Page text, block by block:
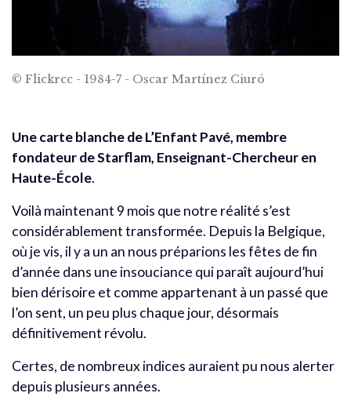
© Flickrcc - 1984-7 - Oscar Martínez Ciuró
Une carte blanche de L’Enfant Pavé, membre
fondateur de Starflam, Enseignant-Chercheur en
Haute-École.
Voilà maintenant 9 mois que notre réalité s’est
considérablement transformée. Depuis la Belgique,
où je vis, il y a un an nous préparions les fêtes de fin
d’année dans une insouciance qui paraît aujourd’hui
bien dérisoire et comme appartenant à un passé que
l’on sent, un peu plus chaque jour, désormais
définitivement révolu.
Certes, de nombreux indices auraient pu nous alerter
depuis plusieurs années.